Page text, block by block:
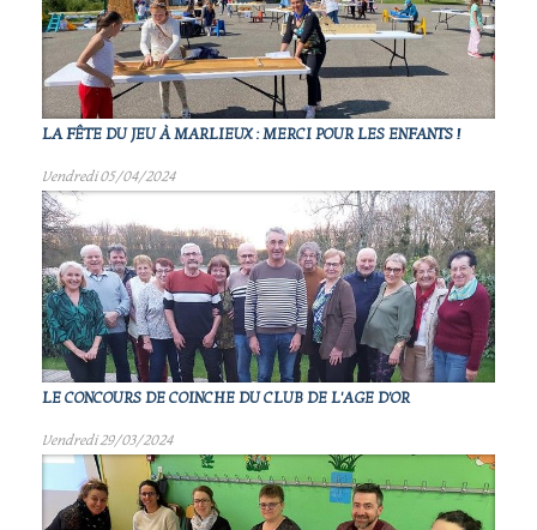
LA FÊTE DU JEU À MARLIEUX : MERCI POUR LES ENFANTS !
Vendredi 05/04/2024
LE CONCOURS DE COINCHE DU CLUB DE L'AGE D'OR
Vendredi 29/03/2024